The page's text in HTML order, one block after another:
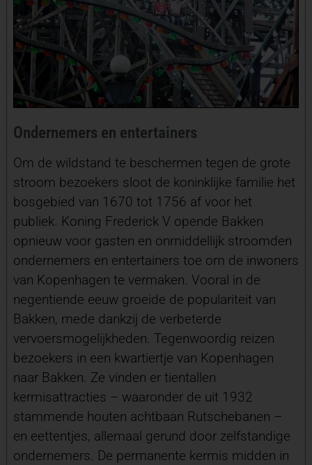
Ondernemers en entertainers
Om de wildstand te beschermen tegen de grote
stroom bezoekers sloot de koninklijke familie het
bosgebied van 1670 tot 1756 af voor het
publiek. Koning Frederick V opende Bakken
opnieuw voor gasten en onmiddellijk stroomden
ondernemers en entertainers toe om de inwoners
van Kopenhagen te vermaken. Vooral in de
negentiende eeuw groeide de populariteit van
Bakken, mede dankzij de verbeterde
vervoersmogelijkheden. Tegenwoordig reizen
bezoekers in een kwartiertje van Kopenhagen
naar Bakken. Ze vinden er tientallen
kermisattracties – waaronder de uit 1932
stammende houten achtbaan Rutschebanen –
en eettentjes, allemaal gerund door zelfstandige
ondernemers. De permanente kermis midden in